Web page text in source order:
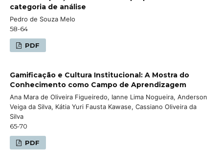
categoria de análise
Pedro de Souza Melo
58-64
PDF
Gamificação e Cultura Institucional: A Mostra do
Conhecimento como Campo de Aprendizagem
Ana Mara de Oliveira Figueiredo, Ianne Lima Nogueira, Anderson
Veiga da Silva, Kátia Yuri Fausta Kawase, Cassiano Oliveira da
Silva
65-70
PDF